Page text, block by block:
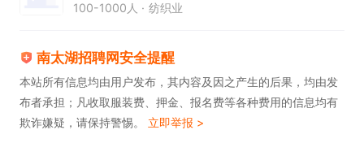
100-1000人 纺织业
南太湖招聘网安全提醒
本站所有信息均由用户发布，其内容及因之产生的后果，均由发
布者承担；凡收取服装费、押金、报名费等各种费用的信息均有
欺诈嫌疑，请保持警惕。 立即举报 >